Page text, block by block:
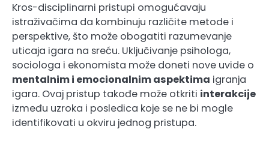
Kros-disciplinarni pristupi omogućavaju
istraživačima da kombinuju različite metode i
perspektive, što može obogatiti razumevanje
uticaja igara na sreću. Uključivanje psihologa,
sociologa i ekonomista može doneti nove uvide o
mentalnim i emocionalnim aspektima igranja
igara. Ovaj pristup takođe može otkriti interakcije
između uzroka i posledica koje se ne bi mogle
identifikovati u okviru jednog pristupa.